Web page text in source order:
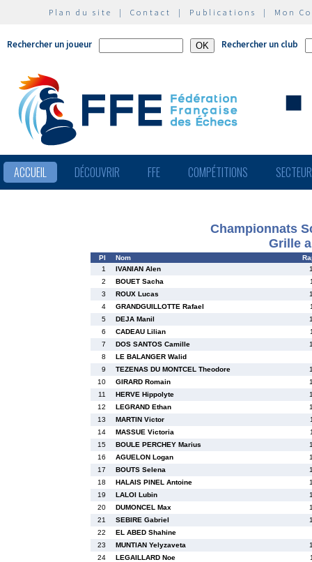
Plan du site | Contact | Publications | Mon
Rechercher un joueur Rechercher un club
ACCUEIL DÉCOUVRIR FFE COMPÉTITIONS
Championnats
Grille
Pl Nom
1
IVANIAN Alen
2
BOUET Sacha
3
ROUX Lucas
4
GRANDGUILLOTTE Rafael
5
DEJA Manil
6
CADEAU Lilian
7
DOS SANTOS Camille
8
LE BALANGER Walid
9
TEZENAS DU MONTCEL Theodore
10
GIRARD Romain
11
HERVE Hippolyte
12
LEGRAND Ethan
13
MARTIN Victor
14
MASSUE Victoria
15
BOULE PERCHEY Marius
16
AGUELON Logan
17
BOUTS Selena
18
HALAIS PINEL Antoine
19
LALOI Lubin
20
DUMONCEL Max
21
SEBIRE Gabriel
22
EL ABED Shahine
23
MUNTIAN Yelyzaveta
24
LEGAILLARD Noe